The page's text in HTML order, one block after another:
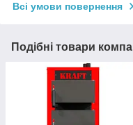
Всі умови повернення
Подібні товари